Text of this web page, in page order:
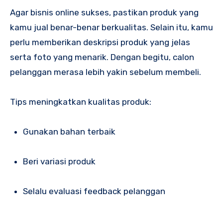
Agar bisnis online sukses, pastikan produk yang
kamu jual benar-benar berkualitas. Selain itu, kamu
perlu memberikan deskripsi produk yang jelas
serta foto yang menarik. Dengan begitu, calon
pelanggan merasa lebih yakin sebelum membeli.
Tips meningkatkan kualitas produk:
Gunakan bahan terbaik
Beri variasi produk
Selalu evaluasi feedback pelanggan